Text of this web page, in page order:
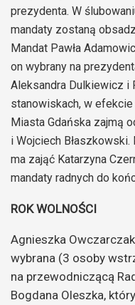
prezydenta. W
mandaty zostaną
Mandat Pawła
on wybrany na
Aleksandra Dulkiewicz i
stanowiskach, w
Miasta Gdańska zajmą
i Wojciech
ma zająć Katarzyna
mandaty radnych do
ROK WOLNOŚCI
Agnieszka
wybrana (3 osoby
na przewodniczącą
Bogdana Oleszka,